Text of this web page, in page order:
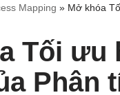
Mapping » Mở khóa
Tối ưu
Phân